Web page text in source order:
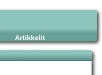
Artikkelit